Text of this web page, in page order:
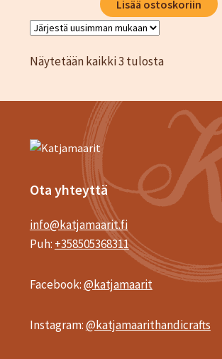
Lisää ostoskoriin
Näytetään kaikki 3 tulostaSorted
latest
Ota yhteyttä
info@katjamaarit.fi
Puh: +358505368311
Facebook:@katjamaarit
Instagram:@katjamaarithandicrafts